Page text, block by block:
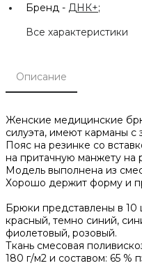
Бренд - ДНК+;
Все характеристики
Описание
Женские медицинские
силуэта, имеют карманы с
Пояс на резинке со
на притачную манжету на
Модель выполнена из
Хорошо держит форму и
Брюки представлены в 10
красный, темно синий,
фиолетовый, розовый.
Ткань смесовая
180 г/м2 и составом: 65 %